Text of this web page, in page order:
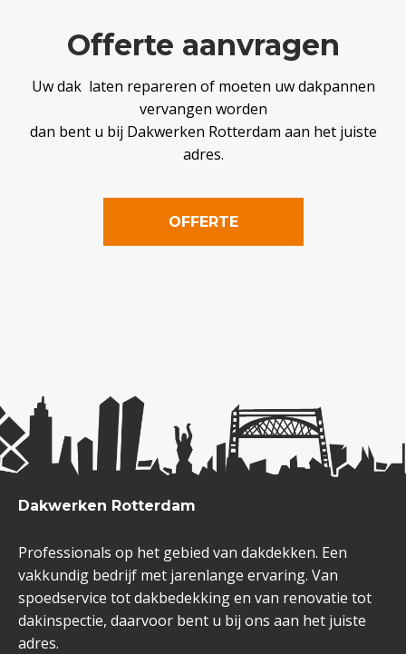
Offerte aanvragen
Uw dak laten repareren of moeten uw dakpannen
vervangen worden
dan bent u bij Dakwerken Rotterdam aan het juiste
adres.
OFFERTE
Dakwerken Rotterdam
Professionals op het gebied van dakdekken. Een
vakkundig bedrijf met jarenlange ervaring. Van
spoedservice tot dakbedekking en van renovatie tot
dakinspectie, daarvoor bent u bij ons aan het juiste
adres.